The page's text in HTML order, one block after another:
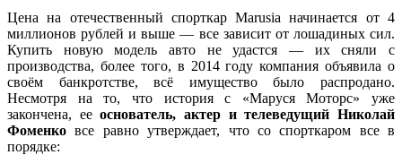
Цена на отечественный спорткар Marusia начинается от 4
миллионов рублей и выше — все зависит от лошадиных сил.
Купить новую модель авто не удастся — их сняли с
производства, более того, в 2014 году компания объявила о
своём банкротстве, всё имущество было распродано.
Несмотря на то, что история с «Маруся Моторс» уже
закончена, ееоснователь, актер и телеведущий Николай
Фоменко все равно утверждает, что со спорткаром все в
порядке: